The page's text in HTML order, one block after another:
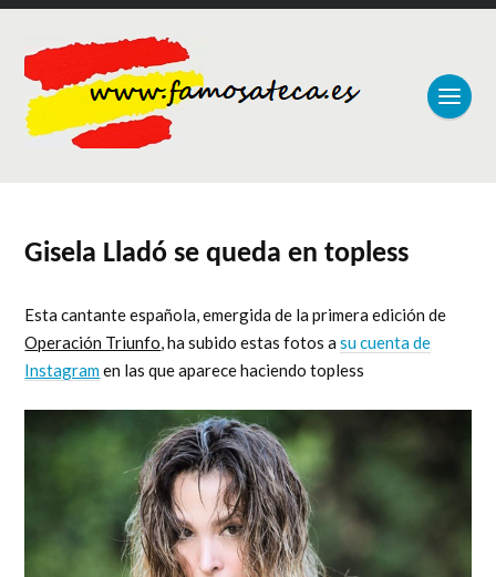
Gisela Lladó se queda en topless
Esta cantante española, emergida de la primera edición de
Operación Triunfo, ha subido estas fotos asu cuenta de
Instagramen las que aparece haciendo topless